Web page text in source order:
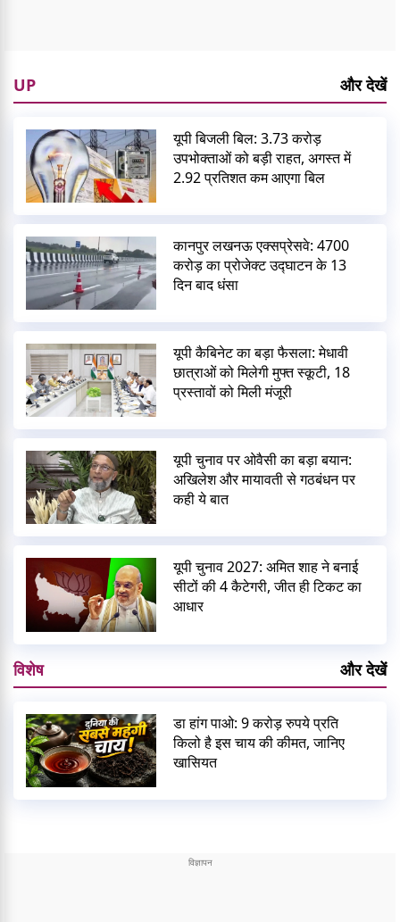
UP और देखें
यूपी बिजली बिल: 3.73 करोड़
उपभोक्ताओं को बड़ी राहत, अगस्त में
2.92 प्रतिशत कम आएगा बिल
कानपुर लखनऊ एक्सप्रेसवे: 4700
करोड़ का प्रोजेक्ट उद्घाटन के 13
दिन बाद धंसा
यूपी कैबिनेट का बड़ा फैसला: मेधावी
छात्राओं को मिलेगी मुफ्त स्कूटी, 18
प्रस्तावों को मिली मंजूरी
यूपी चुनाव पर ओवैसी का बड़ा बयान:
अखिलेश और मायावती से गठबंधन पर
कही ये बात
यूपी चुनाव 2027: अमित शाह ने बनाई
सीटों की 4 कैटेगरी, जीत ही टिकट का
आधार
विशेष और देखें
डा हांग पाओ: 9 करोड़ रुपये प्रति
किलो है इस चाय की कीमत, जानिए
खासियत